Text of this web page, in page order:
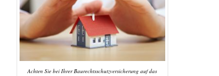
Achten Sie bei Ihrer Baurechtsschutzversicherung auf das